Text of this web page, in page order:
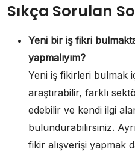
Sıkça Sorulan
Yeni bir iş fikri
yapmalıyım?
Yeni iş fikirleri bulmak
araştırabilir, farklı
edebilir ve kendi ilgi
bulundurabilirsiniz.
fikir alışverişi yapmak